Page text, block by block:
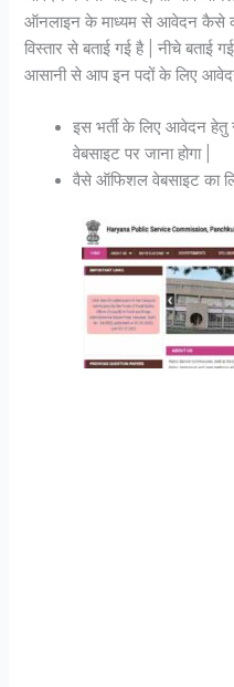
ऑनलाइन के माध्यम से आवेदन कैसे
विस्तार से बताई गई है | नीचे बताई
आसानी से आप इन पदों के लिए
इस भर्ती के लिए आवेदन
वेबसाइट पर जाना होगा |
वैसे ऑफिशल वेबसाइट का